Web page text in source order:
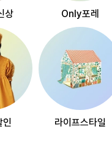
상 Only포레
라이프스타일